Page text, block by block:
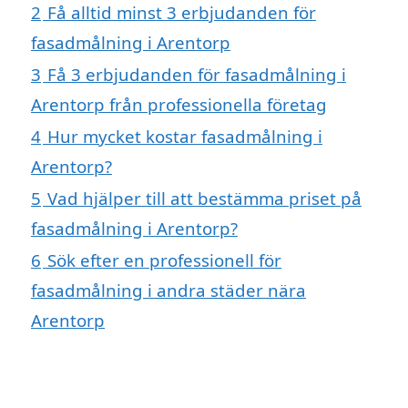
2 Få alltid minst 3 erbjudanden för
fasadmålning i Arentorp
3 Få 3 erbjudanden för fasadmålning i
Arentorp från professionella företag
4 Hur mycket kostar fasadmålning i
Arentorp?
5 Vad hjälper till att bestämma priset på
fasadmålning i Arentorp?
6 Sök efter en professionell för
fasadmålning i andra städer nära
Arentorp